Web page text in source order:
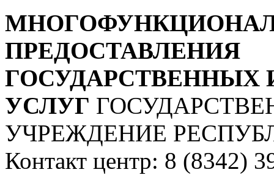
ПРЕДОСТАВЛЕНИЯ
УСЛУГ
УЧРЕЖДЕНИЕ
Контакт центр: 8 (8342)